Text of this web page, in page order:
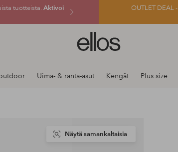
tuotteista. Aktivoi
OUTLET DEAL -
Ellos-
logo
siirry
Uima- & ranta-asut Kengät Plus size
Näytä samankaltaisia